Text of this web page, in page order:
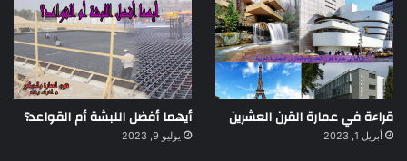
قراءة في عمارة القرن العشرين
أبريل 1, 2023
أيهما أفضل اللبشة أم القواعد؟
يوليو 9, 2023